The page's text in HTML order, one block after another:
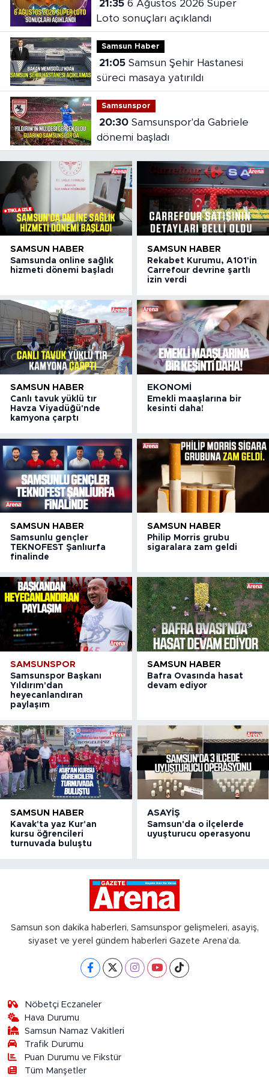
21:356 Ağustos 2026 Süper
Loto sonuçları açıklandı
Samsun Haber
21:05Samsun Şehir Hastanesi
süreci masaya yatırıldı
Samsunspor
20:30Samsunspor'da Gabriele
dönemi başladı
SAMSUN HABER
Samsunda online sağlık
hizmeti dönemi başladı
SAMSUN HABER
Rekabet Kurumu, A101'in
Carrefour devrine şartlı
izin verdi
SAMSUN HABER
Canlı tavuk yüklü tır
Havza Viyadüğü'nde
kamyona çarptı
EKONOMI
Emekli maaşlarına bir
kesinti daha!
SAMSUN HABER
Samsunlu gençler
TEKNOFEST Şanlıurfa
finalinde
SAMSUN HABER
Philip Morris grubu
sigaralara zam geldi
SAMSUNSPOR
Samsunspor Başkanı
Yıldırım'dan
heyecanlandıran
paylaşım
SAMSUN HABER
Bafra Ovasında hasat
devam ediyor
SAMSUN HABER
Kavak'ta yaz Kur'an
kursu öğrencileri
turnuvada buluştu
ASAYIŞ
Samsun'da o ilçelerde
uyuşturucu operasyonu
Samsun son dakika haberleri, Samsunspor gelişmeleri, asayiş,
siyaset ve yerel gündem haberleri Gazete Arena’da.
Nöbetçi Eczaneler
Hava Durumu
Samsun Namaz Vakitleri
Trafik Durumu
Puan Durumu ve Fikstür
Tüm Manşetler